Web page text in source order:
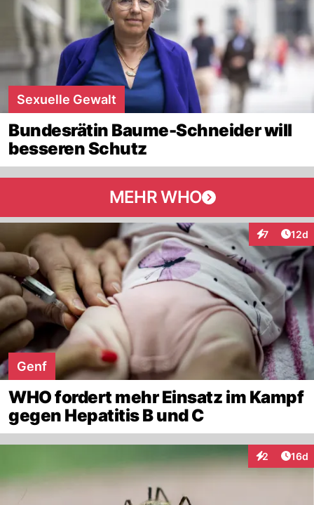
Sexuelle Gewalt
Bundesrätin Baume-Schneider will
besseren Schutz
MEHR WHO
7 12d
Genf
WHO fordert mehr Einsatz im Kampf
gegen Hepatitis B und C
2
Interaktionen
16d